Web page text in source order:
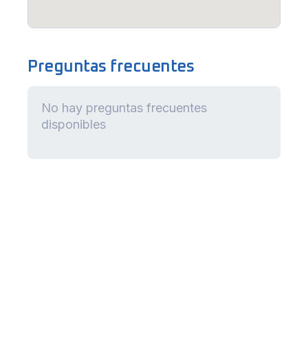
Preguntas frecuentes
No hay preguntas frecuentes
disponibles